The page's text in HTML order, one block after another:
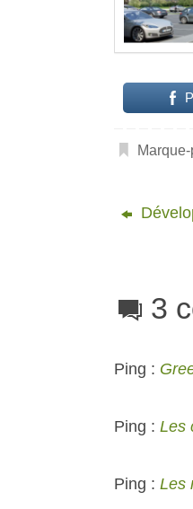
3
Ping :
Ping : Les
Ping : Les